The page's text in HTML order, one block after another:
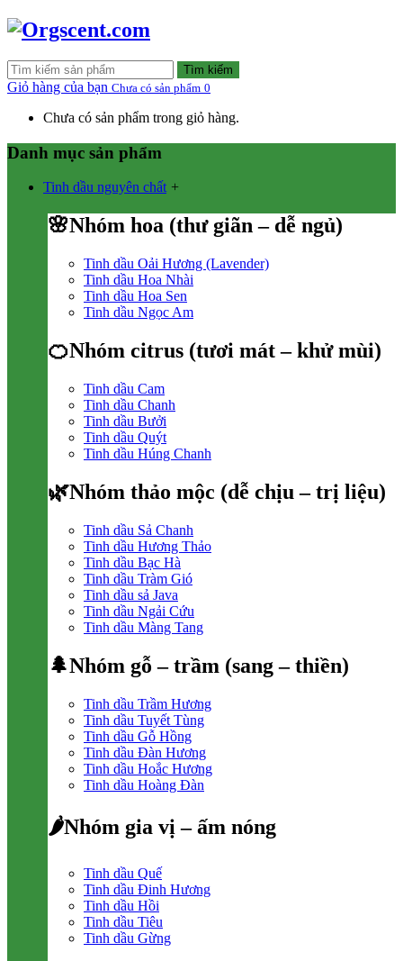
Tìm kiếm
Giỏ hàng của bạn Chưa có sản phẩm 0
Chưa có sản phẩm trong giỏ hàng.
Danh mục sản phẩm
Tinh dầu nguyên chất +
🌸Nhóm hoa (thư giãn – dễ ngủ)
Tinh dầu Oải Hương (Lavender)
Tinh dầu Hoa Nhài
Tinh dầu Hoa Sen
Tinh dầu Ngọc Am
🍊Nhóm citrus (tươi mát – khử mùi)
Tinh dầu Cam
Tinh dầu Chanh
Tinh dầu Bưởi
Tinh dầu Quýt
Tinh dầu Húng Chanh
🌿Nhóm thảo mộc (dễ chịu – trị liệu)
Tinh dầu Sả Chanh
Tinh dầu Hương Thảo
Tinh dầu Bạc Hà
Tinh dầu Tràm Gió
Tinh dầu sả Java
Tinh dầu Ngải Cứu
Tinh dầu Màng Tang
🌲Nhóm gỗ – trầm (sang – thiền)
Tinh dầu Trầm Hương
Tinh dầu Tuyết Tùng
Tinh dầu Gỗ Hồng
Tinh dầu Đàn Hương
Tinh dầu Hoắc Hương
Tinh dầu Hoàng Đàn
🌶Nhóm gia vị – ấm nóng
Tinh dầu Quế
Tinh dầu Đinh Hương
Tinh dầu Hồi
Tinh dầu Tiêu
Tinh dầu Gừng